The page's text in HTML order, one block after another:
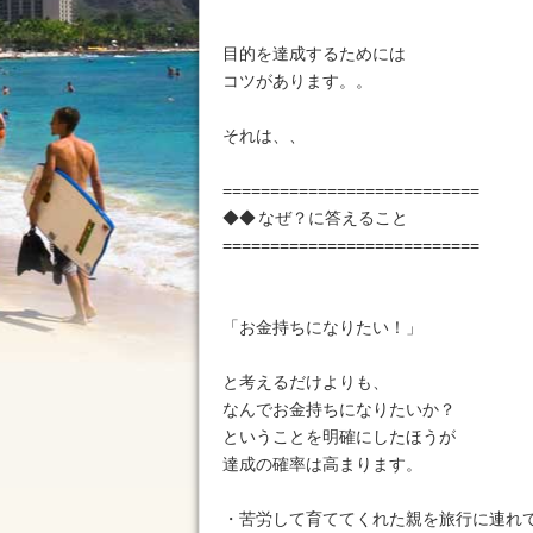
目的を達成するためには
コツがあります。。
それは、、
===========================
◆◆ なぜ？に答えること
===========================
「お金持ちになりたい！」
と考えるだけよりも、
なんでお金持ちになりたいか？
ということを明確にしたほうが
達成の確率は高まります。
・苦労して育ててくれた親を旅行に連れ